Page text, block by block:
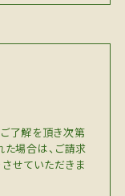
了解を頂き次第
た場合は、ご請求
せていただきま